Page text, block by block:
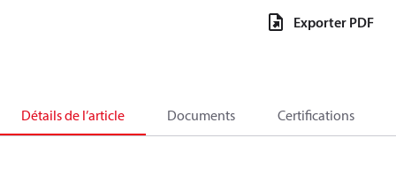
Exporter PDF
Détails de l’article Documents Certifications